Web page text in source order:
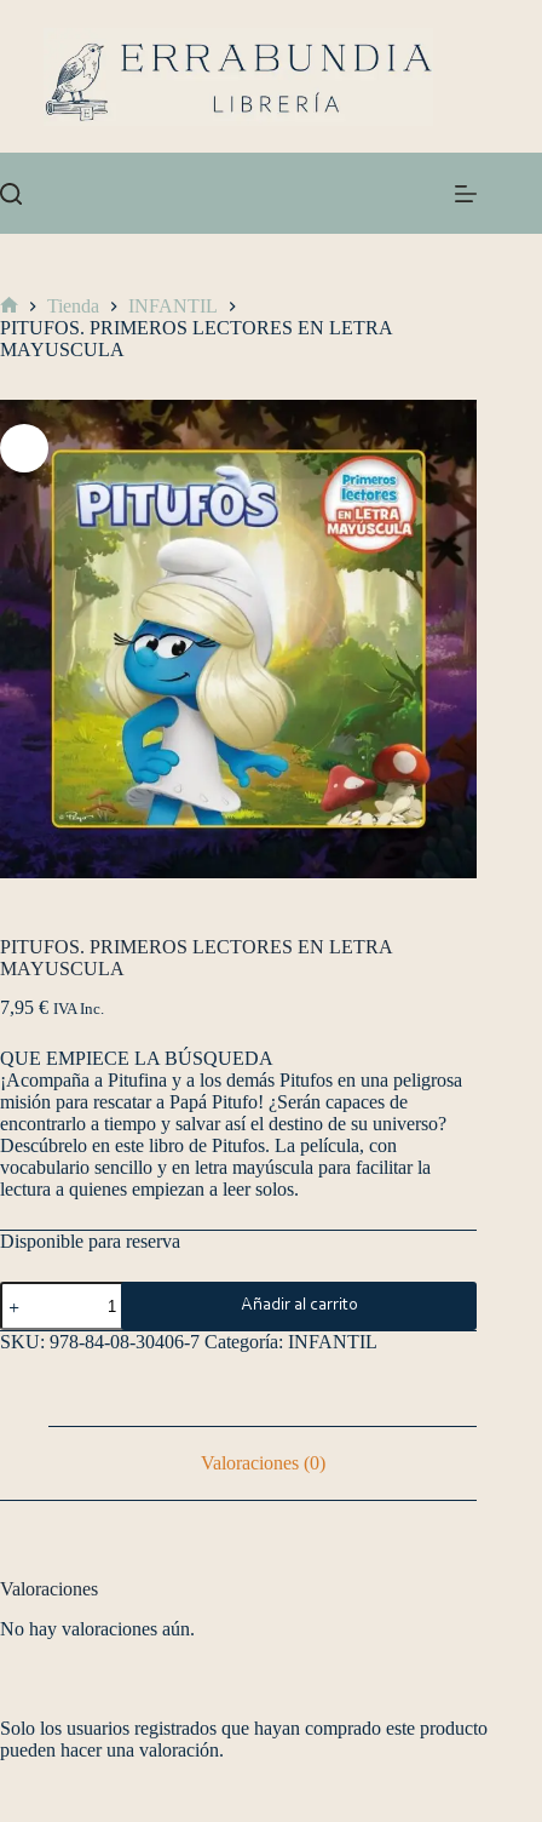
Tienda
INFANTIL
PITUFOS. PRIMEROS LECTORES EN LETRA
MAYUSCULA
PITUFOS. PRIMEROS LECTORES EN LETRA
MAYUSCULA
7,95 € IVA Inc.
QUE EMPIECE LA BÚSQUEDA
¡Acompaña a Pitufina y a los demás Pitufos en una peligrosa
misión para rescatar a Papá Pitufo! ¿Serán capaces de
encontrarlo a tiempo y salvar así el destino de su universo?
Descúbrelo en este libro de Pitufos. La película, con
vocabulario sencillo y en letra mayúscula para facilitar la
lectura a quienes empiezan a leer solos.
Disponible para reserva
Añadir al carrito
SKU: 978-84-08-30406-7 Categoría: INFANTIL
Valoraciones (0)
Valoraciones
No hay valoraciones aún.
Solo los usuarios registrados que hayan comprado este producto
pueden hacer una valoración.